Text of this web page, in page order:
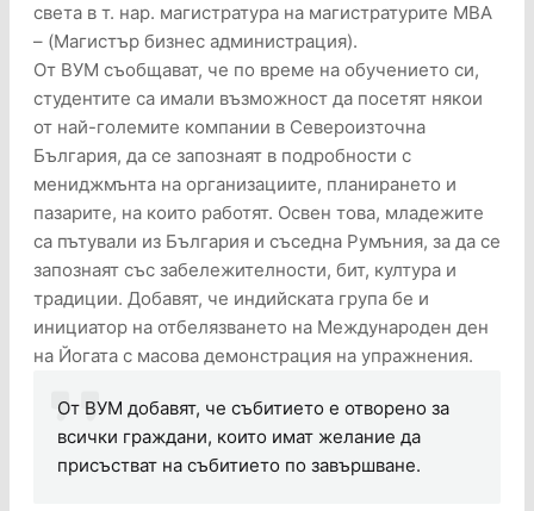
света в т. нар. магистратура на магистратурите МВА
– (Магистър бизнес администрация).
От ВУМ съобщават, че по време на обучението си,
студентите са имали възможност да посетят някои
от най-големите компании в Североизточна
България, да се запознаят в подробности с
мениджмънта на организациите, планирането и
пазарите, на които работят. Освен това, младежите
са пътували из България и съседна Румъния, за да се
запознаят със забележителности, бит, култура и
традиции. Добавят, че индийската група бе и
инициатор на отбелязването на Международен ден
на Йогата с масова демонстрация на упражнения.
От ВУМ добавят, че събитието е отворено за
всички граждани, които имат желание да
присъстват на събитието по завършване.